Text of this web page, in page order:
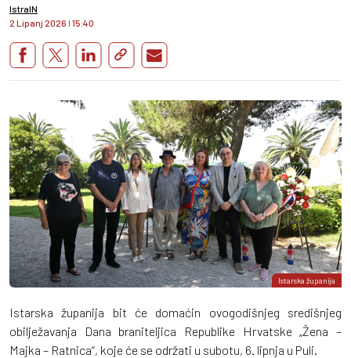
IstraIN
2 Lipanj 2026 I 15:40
Istarska županija
Istarska županija bit će domaćin ovogodišnjeg središnjeg
obilježavanja Dana braniteljica Republike Hrvatske „Žena –
Majka – Ratnica“, koje će se održati u subotu, 6. lipnja u Puli.